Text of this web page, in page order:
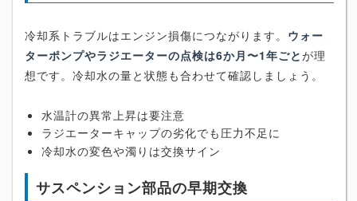
冷却系トラブルはエンジン損傷につながります。 ウォー
ターポンプやラジエーターの点検は6か月〜1年ごとが理
想です。冷却水の量と状態も合わせて確認しましょう。
水温計の異常上昇は要注意
ラジエーターキャップの劣化でも圧力不足に
冷却水の変色や濁りは交換サイン
サスペンション部品の早期交換